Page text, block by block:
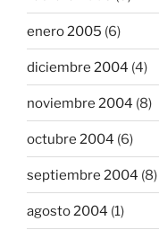
enero 2005 (6)
diciembre 2004 (4)
noviembre 2004 (8)
octubre 2004 (6)
septiembre 2004 (8)
agosto 2004 (1)